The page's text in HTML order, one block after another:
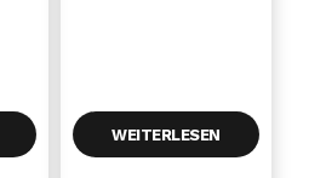
WEITERLESEN